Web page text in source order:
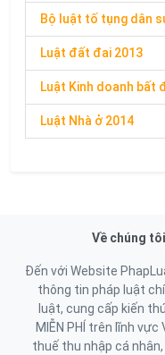
Bộ luật tố tụng dân
Luật đất đai 2013
Luật Kinh doanh bất
Luật Nhà ở 2014
Về chúng tôi
Đến với Website
thông tin pháp luật
luật, cung cấp kiến
MIỄN PHÍ trên lĩnh
thuế thu nhập cá